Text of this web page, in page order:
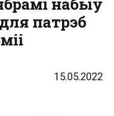
патрэб
15.05.2022